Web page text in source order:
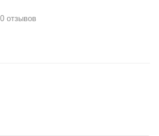
0 отзывов